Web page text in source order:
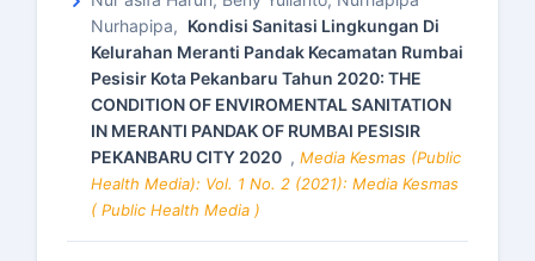
Nurhapipa, Kondisi Sanitasi Lingkungan Di
Kelurahan Meranti Pandak Kecamatan Rumbai
Pesisir Kota Pekanbaru Tahun 2020: THE
CONDITION OF ENVIROMENTAL SANITATION
IN MERANTI PANDAK OF RUMBAI PESISIR
PEKANBARU CITY 2020 , Media Kesmas (Public
Health Media): Vol. 1 No. 2 (2021): Media Kesmas
( Public Health Media )